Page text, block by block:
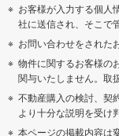
お客様が入力する個人
社に送信され、そこで
お問い合わせをされた
物件に関するお客様の
関与いたしません。取
不動産購入の検討、契
より十分な説明を受け
本ページの掲載内容は